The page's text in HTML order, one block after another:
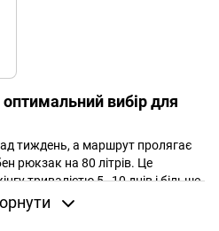
вибір для
тиждень, а маршрут пролягає
рюкзак на 80 літрів. Це
тривалістю 5–10 днів і більше.
намет, спальник
спорядження. Усе